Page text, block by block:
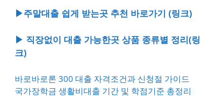
▶주말대출 쉽게 받는곳 추천 바로가기 (링크)
▶ 직장없이 대출 가능한곳 상품 종류별 정리(링
크)
바로바로론 300 대출 자격조건과 신청절 가이드
국가장학금 생활비대출 기간 및 학점기준 총정리